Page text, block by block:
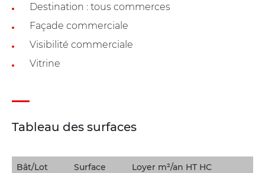
Destination : tous commerces
Façade commerciale
Visibilité commerciale
Vitrine
Tableau des surfaces
Bât/Lot Surface Loyer m²/an HT HC